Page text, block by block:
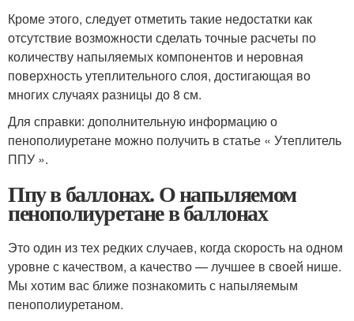
Кроме этого, следует отметить такие недостатки как
отсутствие возможности сделать точные расчеты по
количеству напыляемых компонентов и неровная
поверхность утеплительного слоя, достигающая во
многих случаях разницы до 8 см.
Для справки: дополнительную информацию о
пенополиуретане можно получить в статье « Утеплитель
ППУ ».
Ппу в баллонах. О напыляемом
пенополиуретане в баллонах
Это один из тех редких случаев, когда скорость на одном
уровне с качеством, а качество — лучшее в своей нише.
Мы хотим вас ближе познакомить с напыляемым
пенополиуретаном.